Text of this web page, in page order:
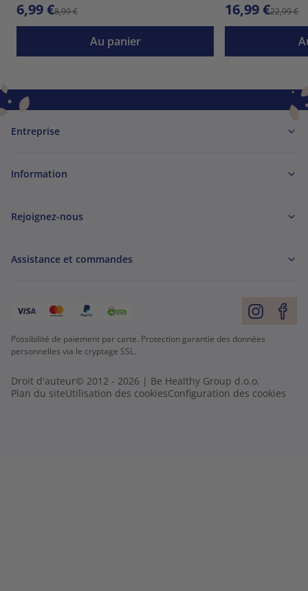
6,99 €8,99 €
Au panier
16,99 €22,99 €
Entreprise
Information
Rejoignez-nous
Assistance et commandes
Possibilité de paiement par carte. Protection garantie des données
personnelles via le cryptage SSL.
Droit d'auteur© 2012 - 2026 | Be Healthy Group d.o.o.
Plan du siteUtilisation des cookiesConfiguration des cookies